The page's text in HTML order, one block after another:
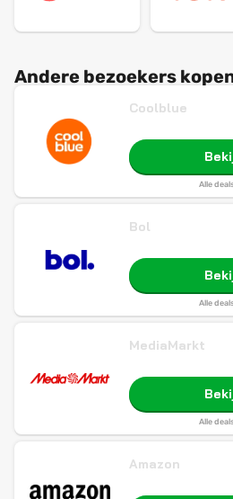
Andere bezoekers
Coolblue
Alle
Bol
Alle
MediaMarkt
Alle
Amazon